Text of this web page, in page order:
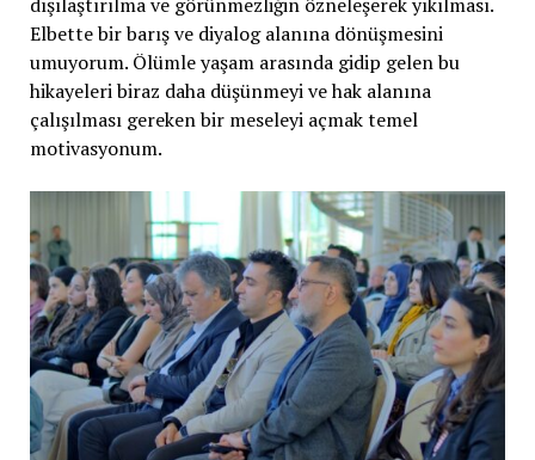
Elbette bir barış ve diyalog alanına dönüşmesini
umuyorum. Ölümle yaşam arasında gidip gelen bu
hikayeleri biraz daha düşünmeyi ve hak alanına
çalışılması gereken bir meseleyi açmak temel
motivasyonum.